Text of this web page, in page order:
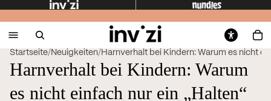
Startseite/Neuigkeiten/Harnverhalt bei Kindern: Warum es nicht
Harnverhalt bei Kindern: Warum
es nicht einfach nur ein „Halten“